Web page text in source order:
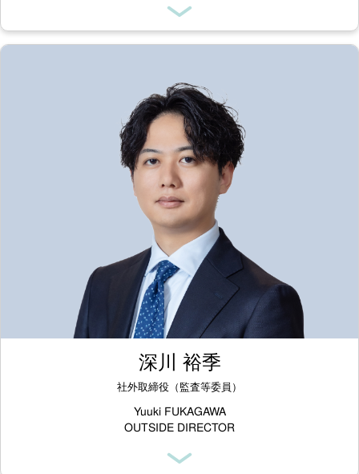
深川 裕季
社外取締役（監査等委員）
Yuuki FUKAGAWA
OUTSIDE DIRECTOR